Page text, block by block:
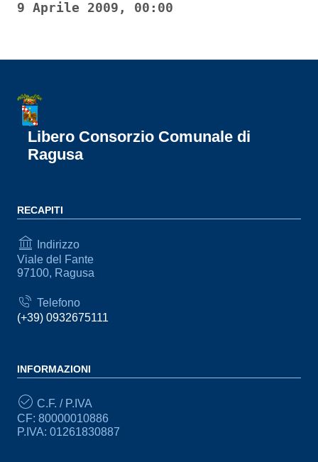
9 Aprile 2009, 00:00
Libero Consorzio Comunale di
Ragusa
RECAPITI
Indirizzo
Viale del Fante
97100, Ragusa
Telefono
(+39) 0932675111
INFORMAZIONI
C.F. / P.IVA
CF: 80000010886
P.IVA: 01261830887